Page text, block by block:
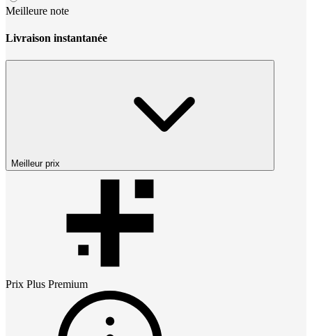
Meilleure note
Livraison instantanée
Meilleur prix
Prix Plus Premium